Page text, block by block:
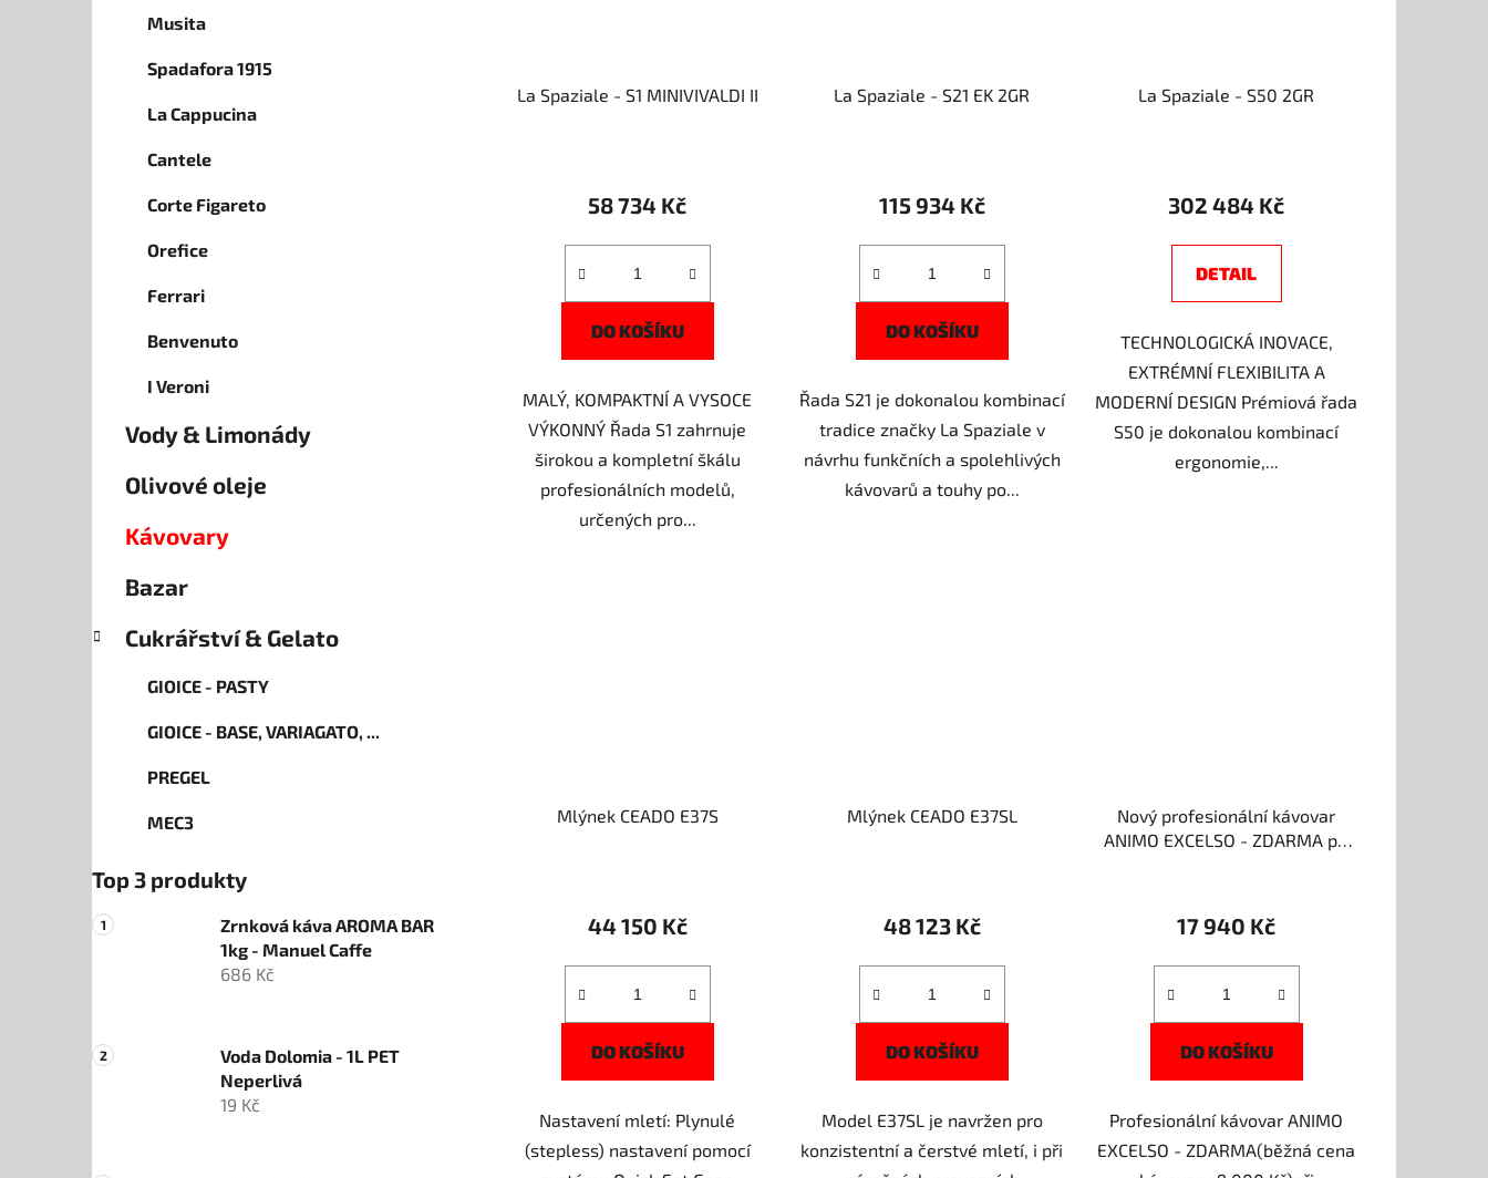
Musita
Spadafora 1915
La Cappucina
Cantele
Corte Figareto
Orefice
Ferrari
Benvenuto
I Veroni
Vody & Limonády
Olivové oleje
Kávovary
Bazar
Cukrářství & Gelato
GIOICE - PASTY
GIOICE - BASE, VARIAGATO, ...
PREGEL
MEC3
Top 3 produkty
Zrnková káva AROMA BAR
1kg - Manuel Caffe
686 Kč
Voda Dolomia - 1L PET
Neperlivá
19 Kč
La Spaziale - S1 MINIVIVALDI II
58 734 Kč
DO KOŠÍKU
MALÝ, KOMPAKTNÍ A VYSOCE
VÝKONNÝ Řada S1 zahrnuje
širokou a kompletní škálu
profesionálních modelů,
určených pro...
La Spaziale - S21 EK 2GR
115 934 Kč
DO KOŠÍKU
Řada S21 je dokonalou kombinací
tradice značky La Spaziale v
návrhu funkčních a spolehlivých
kávovarů a touhy po...
La Spaziale - S50 2GR
302 484 Kč
DETAIL
TECHNOLOGICKÁ INOVACE,
EXTRÉMNÍ FLEXIBILITA A
MODERNÍ DESIGN Prémiová řada
S50 je dokonalou kombinací
ergonomie,...
Mlýnek CEADO E37S
44 150 Kč
DO KOŠÍKU
Nastavení mletí: Plynulé
(stepless) nastavení pomocí
Mlýnek CEADO E37SL
48 123 Kč
DO KOŠÍKU
Model E37SL je navržen pro
konzistentní a čerstvé mletí, i při
Nový profesionální kávovar
ANIMO EXCELSO - ZDARMA při
17 940 Kč
DO KOŠÍKU
Profesionální kávovar ANIMO
EXCELSO - ZDARMA(běžná cena